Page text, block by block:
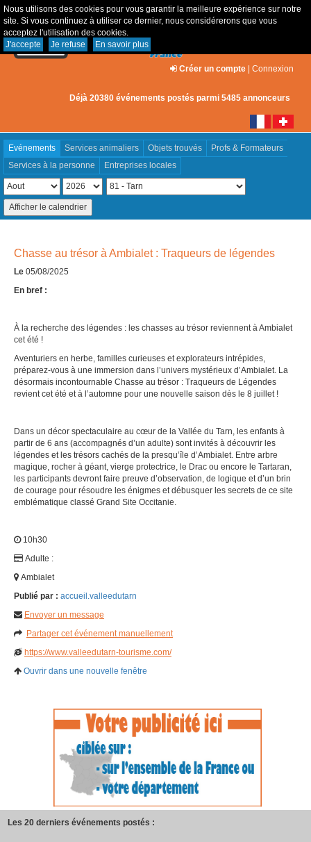
Nous utilisons des cookies pour vous garantir la meilleure expérience sur notre
site. Si vous continuez à utiliser ce dernier, nous considérerons que vous
acceptez l'utilisation des cookies.
J'accepte
Je refuse En savoir plus
Créer un compte | Connexion
Déjà 20380 événements postés parmi 5485 annonceurs
Evénements Services animaliers Objets trouvés
Profs & Formateurs
Services à la personne
Entreprises locales
Chasse au trésor à Ambialet : Traqueurs de légendes
Le 05/08/2025
En bref :
À la recherche des légendes : les chasses au trésor reviennent à Ambialet
cet été !
Aventuriers en herbe, familles curieuses et explorateurs intrépides,
préparez-vous à une immersion dans l’univers mystérieux d’Ambialet. La
désormais incontournable Chasse au trésor : Traqueurs de Légendes
revient cet été et à l’automne pour une nouvelle saison dès le 8 juillet !
Dans un décor spectaculaire au cœur de la Vallée du Tarn, les enfants à
partir de 6 ans (accompagnés d’un adulte) sont invités à découvrir les
légendes et les trésors cachés de la presqu’île d’Ambialet. Entre arbre
magique, rocher à géant, vierge protectrice, le Drac ou encore le Tartaran,
les participants devront faire preuve d’observation, de logique et d’un brin
de courage pour résoudre les énigmes et débusquer les secrets de ce site
emblématique classé Grand Site Occitanie.
10h30
Adulte :
Ambialet
Publié par : accueil.valleedutarn
Envoyer un message
Partager cet événement manuellement
https://www.valleedutarn-tourisme.com/
Ouvrir dans une nouvelle fenêtre
Les 20 derniers événements postés :